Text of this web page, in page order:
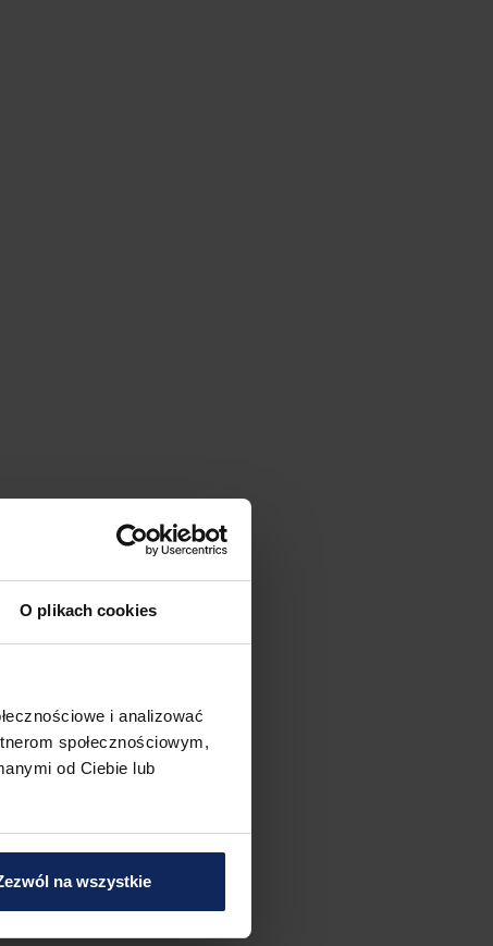
O plikach cookies
i analizować
społecznościowym,
od Ciebie lub
na wszystkie